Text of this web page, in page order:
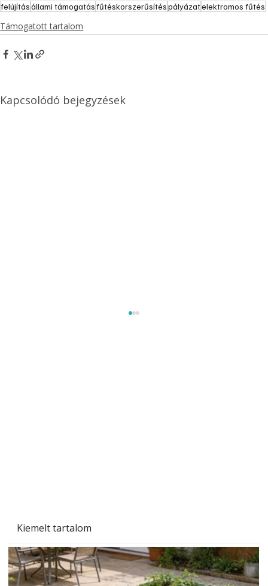
Kiemelt tartalom
felújításállami támogatásfűtéskorszerűsítéspályázatelektromos fűtés
Támogatott tartalom
Kapcsolódó bejegyzések